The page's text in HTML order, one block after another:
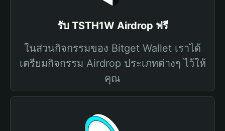
รับ TSTH1W Airdrop ฟรี
ในส่วนกิจกรรมของ Bitget Wallet เราได้
เตรียมกิจกรรม Airdrop ประเภทต่างๆ ไว้ให้
คุณ